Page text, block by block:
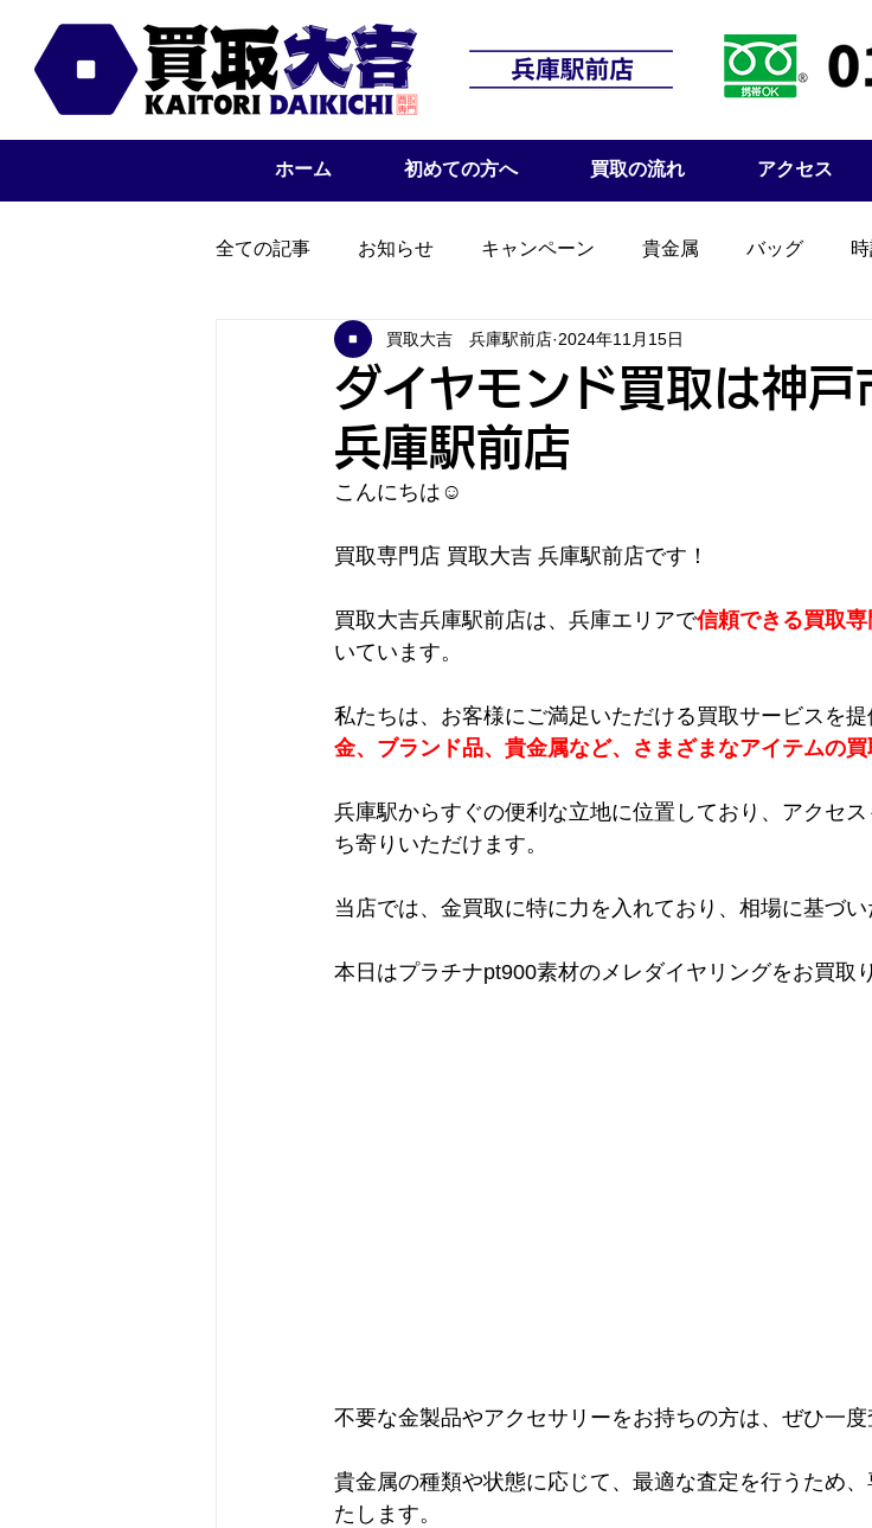
ホーム 初めての方へ 買取の流れ アクセス
全ての記事 お知らせ キャンペーン 貴金属 バッグ
ダイヤモンド買取は神戸
兵庫駅前店
買取大吉 兵庫駅前店 2024年11月15日
こんにちは☺
買取専門店 買取大吉 兵庫駅前店です！
買取大吉兵庫駅前店は、兵庫エリアで信頼できる買取専
いています。
私たちは、お客様にご満足いただける買取サービスを
金、ブランド品、貴金属など、さまざまなアイテムの買
兵庫駅からすぐの便利な立地に位置しており、アクセ
ち寄りいただけます。
当店では、金買取に特に力を入れており、相場に基づい
本日はプラチナpt900素材のメレダイヤリングをお買取
不要な金製品やアクセサリーをお持ちの方は、ぜひ一度
貴金属の種類や状態に応じて、最適な査定を行うため
たします。